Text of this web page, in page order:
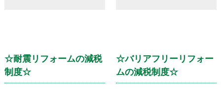
☆耐震リフォームの減税
制度☆
☆バリアフリーリフォー
ムの減税制度☆